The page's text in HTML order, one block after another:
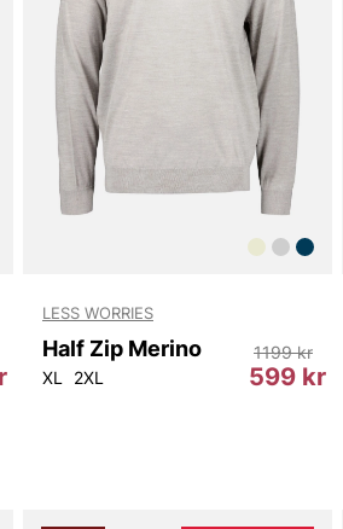
LESS WORRIES
Half Zip Merino
XL 2XL 599 kr
1199 kr